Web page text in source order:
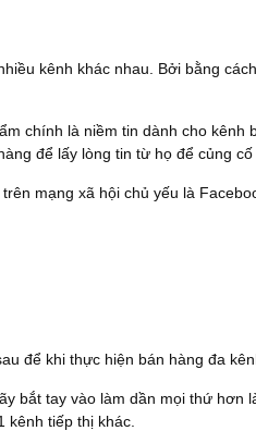
kênh khác nhau. Bởi bằng
chính là niềm tin dành cho kênh
để lấy lòng tin từ họ để củng cố
mạng xã hội chủ yếu là
để khi thực hiện bán hàng đa
bắt tay vào làm dần mọi thứ hơn
tiếp thị khác.